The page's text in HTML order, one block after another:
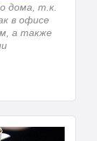
дома, т.к.
в офисе
а также